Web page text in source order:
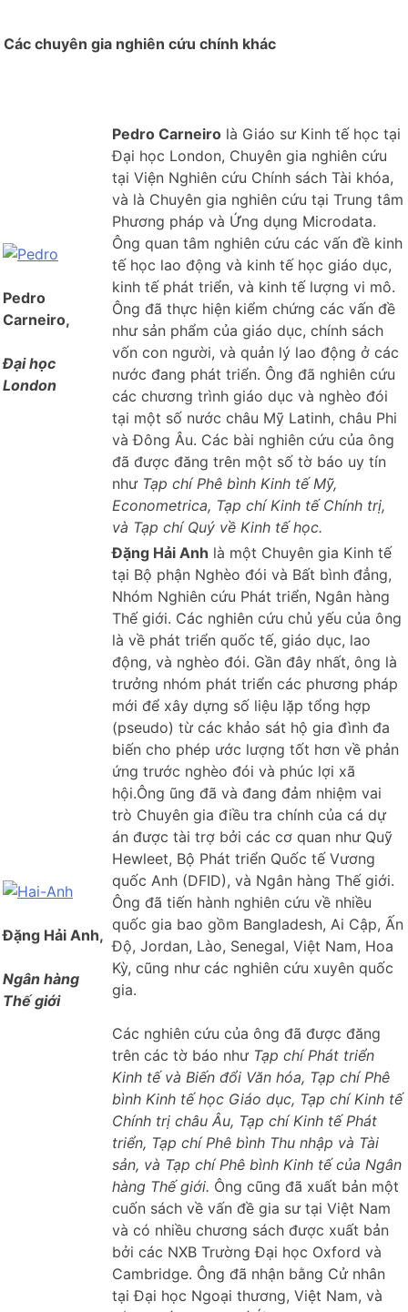
Các chuyên gia nghiên cứu chính khác
Pedro
Carneiro,
Đại học
London
Pedro Carneiro là Giáo sư Kinh tế học tại
Đại học London, Chuyên gia nghiên cứu
tại Viện Nghiên cứu Chính sách Tài khóa,
và là Chuyên gia nghiên cứu tại Trung tâm
Phương pháp và Ứng dụng Microdata.
Ông quan tâm nghiên cứu các vấn đề kinh
tế học lao động và kinh tế học giáo dục,
kinh tế phát triển, và kinh tế lượng vi mô.
Ông đã thực hiện kiểm chứng các vấn đề
như sản phẩm của giáo dục, chính sách
vốn con người, và quản lý lao động ở các
nước đang phát triển. Ông đã nghiên cứu
các chương trình giáo dục và nghèo đói
tại một số nước châu Mỹ Latinh, châu Phi
và Đông Âu. Các bài nghiên cứu của ông
đã được đăng trên một số tờ báo uy tín
như Tạp chí Phê bình Kinh tế Mỹ,
Econometrica, Tạp chí Kinh tế Chính trị,
và Tạp chí Quý về Kinh tế học.
Đặng Hải Anh,
Ngân hàng
Thế giới
Đặng Hải Anh là một Chuyên gia Kinh tế
tại Bộ phận Nghèo đói và Bất bình đẳng,
Nhóm Nghiên cứu Phát triển, Ngân hàng
Thế giới. Các nghiên cứu chủ yếu của ông
là về phát triển quốc tế, giáo dục, lao
động, và nghèo đói. Gần đây nhất, ông là
trưởng nhóm phát triển các phương pháp
mới để xây dựng số liệu lặp tổng hợp
(pseudo) từ các khảo sát hộ gia đình đa
biến cho phép ước lượng tốt hơn về phản
ứng trước nghèo đói và phúc lợi xã
hội.Ông ũng đã và đang đảm nhiệm vai
trò Chuyên gia điều tra chính của cá dự
án được tài trợ bởi các cơ quan như Quỹ
Hewleet, Bộ Phát triển Quốc tế Vương
quốc Anh (DFID), và Ngân hàng Thế giới.
Ông đã tiến hành nghiên cứu về nhiều
quốc gia bao gồm Bangladesh, Ai Cập, Ấn
Độ, Jordan, Lào, Senegal, Việt Nam, Hoa
Kỳ, cũng như các nghiên cứu xuyên quốc
gia.
Các nghiên cứu của ông đã được đăng
trên các tờ báo như Tạp chí Phát triển
Kinh tế và Biến đổi Văn hóa, Tạp chí Phê
bình Kinh tế học Giáo dục, Tạp chí Kinh tế
Chính trị châu Âu, Tạp chí Kinh tế Phát
triển, Tạp chí Phê bình Thu nhập và Tài
sản, và Tạp chí Phê bình Kinh tế của Ngân
hàng Thế giới. Ông cũng đã xuất bản một
cuốn sách về vấn đề gia sư tại Việt Nam
và có nhiều chương sách được xuất bản
bởi các NXB Trường Đại học Oxford và
Cambridge. Ông đã nhận bằng Cử nhân
tại Đại học Ngoại thương, Việt Nam, và